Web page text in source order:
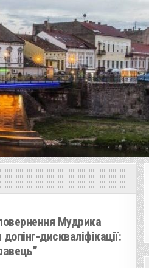
Мудрика
дискваліфікації: